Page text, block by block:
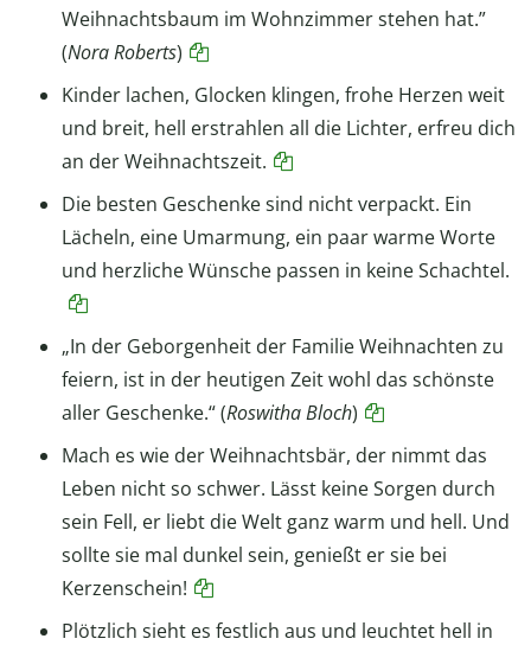
Weihnachtsbaum im Wohnzimmer stehen hat.”
(Nora Roberts)
Kinder lachen, Glocken klingen, frohe Herzen weit
und breit, hell erstrahlen all die Lichter, erfreu dich
an der Weihnachtszeit.
Die besten Geschenke sind nicht verpackt. Ein
Lächeln, eine Umarmung, ein paar warme Worte
und herzliche Wünsche passen in keine Schachtel.
„In der Geborgenheit der Familie Weihnachten zu
feiern, ist in der heutigen Zeit wohl das schönste
aller Geschenke.“ (Roswitha Bloch)
Mach es wie der Weihnachtsbär, der nimmt das
Leben nicht so schwer. Lässt keine Sorgen durch
sein Fell, er liebt die Welt ganz warm und hell. Und
sollte sie mal dunkel sein, genießt er sie bei
Kerzenschein!
Plötzlich sieht es festlich aus und leuchtet hell in